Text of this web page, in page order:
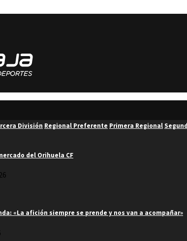
División Regional Preferente Primera Regional
del Orihuela CF
«La afición siempre se prende y nos van a acompañar»